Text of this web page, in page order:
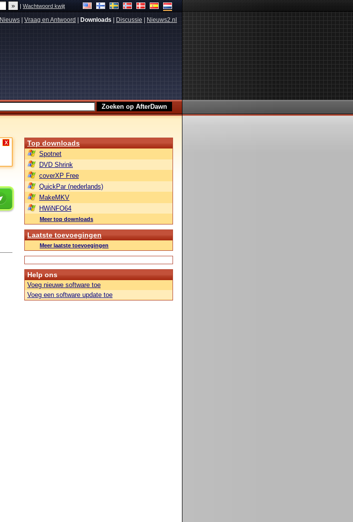
|Wachtwoord kwijt
Nieuws Vraag en Antwoord Downloads Discussie Nieuws2.nl
X Top downloads
Spotnet
DVD Shrink
coverXP Free
QuickPar (nederlands)
MakeMKV
HWiNFO64
Meer top downloads
Laatste toevoegingen
Meer laatste toevoegingen
Help ons
Voeg nieuwe software toe
Voeg een software update toe